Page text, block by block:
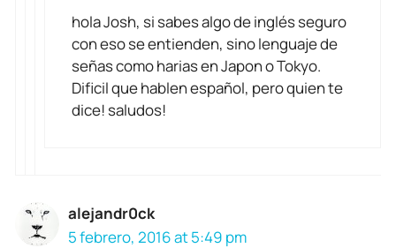
hola Josh, si sabes algo de inglés seguro
con eso se entienden, sino lenguaje de
señas como harias en Japon o Tokyo.
Dificil que hablen español, pero quien te
dice! saludos!
alejandr0ck
5 febrero, 2016 at 5:49 pm